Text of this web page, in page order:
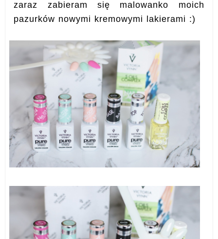
zaraz zabieram się malowanko moich
pazurków nowymi kremowymi lakierami :)